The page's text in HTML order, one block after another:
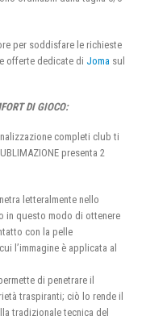
per soddisfare le richieste
offerte dedicate di Joma sul
DI GIOCO:
completi club ti
presenta 2
letteralmente nello
in questo modo di ottenere
con la pelle
l’immagine è applicata al
di penetrare il
traspiranti; ciò lo rende il
tradizionale tecnica del